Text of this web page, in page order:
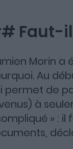
Faut-il
Morin a
Au
permet de
à
» :